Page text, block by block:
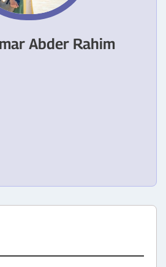
Abder Rahim